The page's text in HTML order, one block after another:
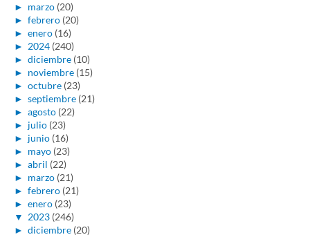
► marzo (20)
► febrero (20)
► enero (16)
► 2024 (240)
► diciembre (10)
► noviembre (15)
► octubre (23)
► septiembre (21)
► agosto (22)
► julio (23)
► junio (16)
► mayo (23)
► abril (22)
► marzo (21)
► febrero (21)
► enero (23)
▼ 2023 (246)
► diciembre (20)